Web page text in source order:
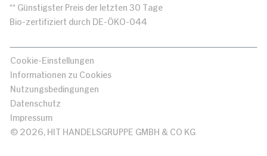
** Günstigster Preis der letzten 30 Tage
Bio-zertifiziert durch DE-ÖKO-044
Cookie-Einstellungen
Informationen zu Cookies
Nutzungsbedingungen
Datenschutz
Impressum
© 2026, HIT HANDELSGRUPPE GMBH & CO KG